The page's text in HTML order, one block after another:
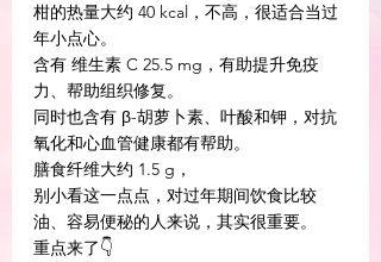
柑的热量大约 40 kcal，不高，很适合当过
年小点心。
含有 维生素 C 25.5 mg，有助提升免疫
力、帮助组织修复。
同时也含有 β-胡萝卜素、叶酸和钾，对抗
氧化和心血管健康都有帮助。
膳食纤维大约 1.5 g，
别小看这一点点，对过年期间饮食比较
油、容易便秘的人来说，其实很重要。
重点来了👇